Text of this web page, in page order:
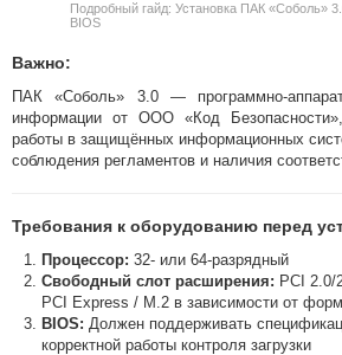
Подробный гайд: Установка ПАК «Соболь»
BIOS
Важно:
ПАК «Соболь» 3.0 — программно-
информации от ООО «Код
работы в защищённых информационных
соблюдения регламентов и наличия
Требования к оборудованию перед
Процессор: 32- или 64-разрядный
Свободный слот расширения: PCI 2.0/
PCI Express / M.2 в зависимости от
BIOS: Должен поддерживать
корректной работы контроля загрузки